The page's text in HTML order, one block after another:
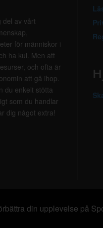
del av vårt
för människor i
ha kul. Men att
och ofta är
att gå ihop.
du enkelt stötta
som du handlar
dig något extra!
din upplevelse på